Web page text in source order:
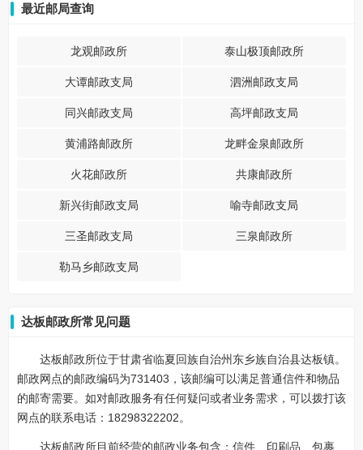
最近邮局查询
龙观邮政所 泰山极顶邮政所
大谭邮政支局 泗洲邮政支局
同兴邮政支局 高坪邮政支局
黄浦路邮政所 龙畔金泉邮政所
火花邮政所 共康邮政所
新兴街邮政支局 喻寺邮政支局
三圣邮政支局 三泉邮政所
勒马乡邮政支局
达板邮政所常见问题
达板邮政所位于甘肃省临夏回族自治州东乡族自治县达板镇。
邮政网点的邮政编码为731403，该邮编可以满足普通信件和物品
的邮寄需要。如对邮政服务有任何疑问或者业务需求，可以拨打该
网点的联系电话：18298322202。
达板邮政所目前经营的邮政业务包含：信件、印刷品、包裹、